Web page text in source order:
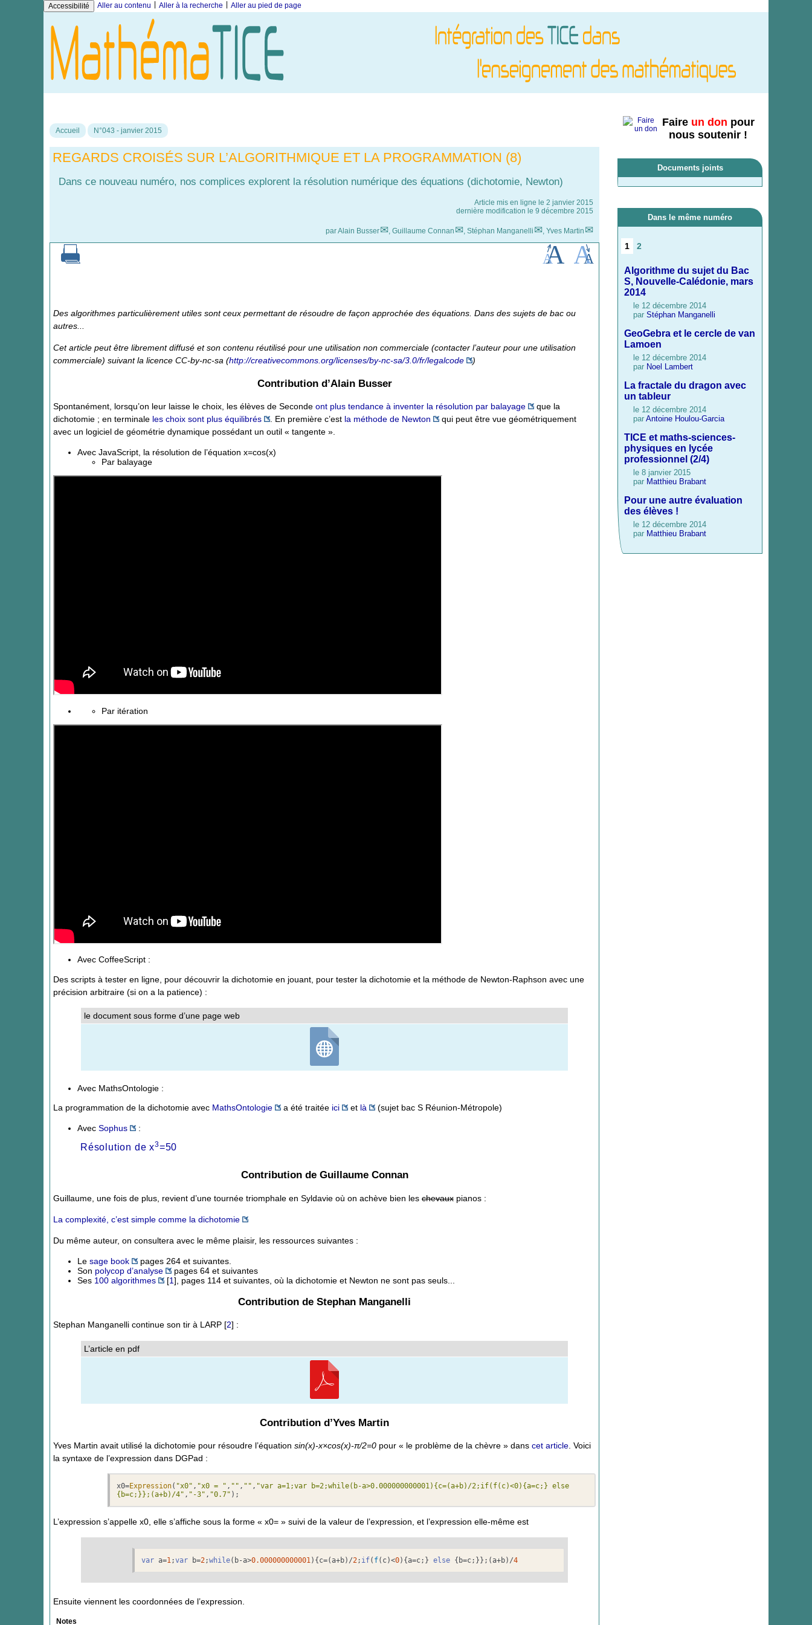
Accessibilité Aller au contenu Aller à la recherche Aller au pied de page
Accueil N°043 - janvier 2015
REGARDS CROISÉS SUR L’ALGORITHMIQUE ET LA PROGRAMMATION (8)
Dans ce nouveau numéro, nos complices explorent la résolution numérique des équations (dichotomie, Newton)
Article mis en ligne le 2 janvier 2015
dernière modification le 9 décembre 2015
parAlain Busser , Guillaume Connan , Stéphan Manganelli , Yves Martin
Des algorithmes particulièrement utiles sont ceux permettant de résoudre de façon approchée des équations. Dans des sujets de bac ou
autres...
Cet article peut être librement diffusé et son contenu réutilisé pour une utilisation non commerciale (contacter l’auteur pour une utilisation
commerciale) suivant la licence CC-by-nc-sa (http://creativecommons.org/licenses/by-nc-sa/3.0/fr/legalcode )
Contribution d’Alain Busser
Spontanément, lorsqu’on leur laisse le choix, les élèves de Seconde ont plus tendance à inventer la résolution par balayage
que la
dichotomie ; en terminale les choix sont plus équilibrés . En première c’est la méthode de Newton
qui peut être vue géométriquement
avec un logiciel de géométrie dynamique possédant un outil « tangente ».
Avec JavaScript, la résolution de l’équation x=cos(x)
Par balayage
Par itération
Avec CoffeeScript :
Des scripts à tester en ligne, pour découvrir la dichotomie en jouant, pour tester la dichotomie et la méthode de Newton-Raphson avec une
précision arbitraire (si on a la patience) :
le document sous forme d’une page web
Avec MathsOntologie :
La programmation de la dichotomie avec MathsOntologie a été traitée ici et là (sujet bac S Réunion-Métropole)
Avec Sophus :
Résolution de x3=50
Contribution de Guillaume Connan
Guillaume, une fois de plus, revient d’une tournée triomphale en Syldavie où on achève bien les chevaux pianos :
La complexité, c’est simple comme la dichotomie
Du même auteur, on consultera avec le même plaisir, les ressources suivantes :
Le sage book
pages 264 et suivantes.
Son polycop d’analyse
pages 64 et suivantes
Ses 100 algorithmes [1] , pages 114 et suivantes, où la dichotomie et Newton ne sont pas seuls...
Contribution de Stephan Manganelli
Stephan Manganelli continue son tir à LARP [2] :
L’article en pdf
Contribution d’Yves Martin
Yves Martin avait utilisé la dichotomie pour résoudre l’équation sin(x)-x×cos(x)-π/2=0 pour « le problème de la chèvre » dans cet article . Voici
la syntaxe de l’expression dans DGPad :
x0=Expression( "x0" , "x0 = " , "" , "" , "var a=1;var b=2;while(b-a>0.000000000001){c=(a+b)/2;if(f(c)<0){a=c;} else
{b=c;}};(a+b)/4" , "-3" , "0.7" );
L’expression s’appelle x0, elle s’affiche sous la forme « x0= » suivi de la valeur de l’expression, et l’expression elle-même est
var a=1;var b=2;while(b-a>0.000000000001){c=(a+b)/2; if( f(c)<0){a=c;} else {b=c;}};(a+b)/4
Ensuite viennent les coordonnées de l’expression.
Notes
Faire un don pour
nous soutenir !
Documents joints
Dans le même numéro
1 2
Algorithme du sujet du Bac
S, Nouvelle-Calédonie, mars
2014
le 12 décembre 2014
par Stéphan Manganelli
GeoGebra et le cercle de van
Lamoen
le 12 décembre 2014
par Noel Lambert
La fractale du dragon avec
un tableur
le 12 décembre 2014
par Antoine Houlou-Garcia
TICE et maths-sciences-
physiques en lycée
professionnel (2/4)
le 8 janvier 2015
par Matthieu Brabant
Pour une autre évaluation
des élèves !
le 12 décembre 2014
par Matthieu Brabant